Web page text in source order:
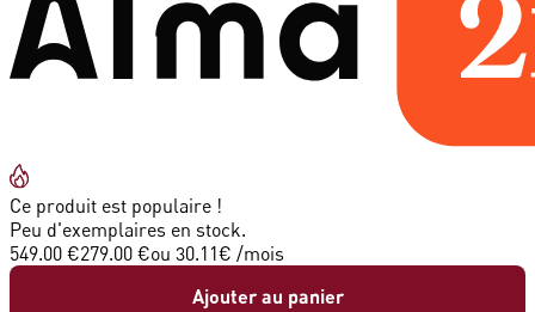
Ce produit est populaire !
Peu d'exemplaires en stock.
549.00 €279.00 €ou 30.11€ /mois
Ajouter au panier